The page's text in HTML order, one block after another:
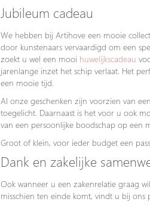
Jubileum cadeau
We hebben bij Artihove een mooie
door kunstenaars vervaardigd om een
zoekt u wel een mooi huwelijkscadeau
jarenlange inzet het schip verlaat. Het
een mooie tijd.
Al onze geschenken zijn voorzien van
toegelicht. Daarnaast is het voor u ook
van een persoonlijke boodschap op een
Groot of klein, voor ieder budget een
Dank en zakelijke
Ook wanneer u een zakenrelatie graag
misschien ten einde komt, vindt u bij ons